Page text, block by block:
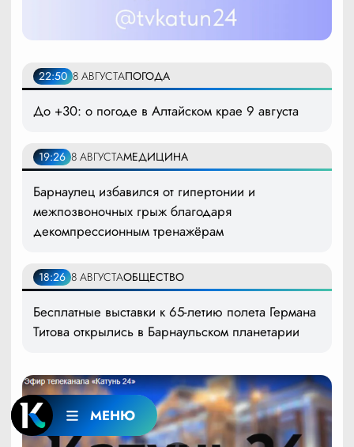
МЕНЮ
22:50 8 АВГУСТАПОГОДА
До +30: о погоде в Алтайском крае 9 августа
19:26 8 АВГУСТАМЕДИЦИНА
Барнаулец избавился от гипертонии и
межпозвоночных грыж благодаря
декомпрессионным тренажёрам
18:26 8 АВГУСТАОБЩЕСТВО
Бесплатные выставки к 65-летию полета Германа
Титова открылись в Барнаульском планетарии